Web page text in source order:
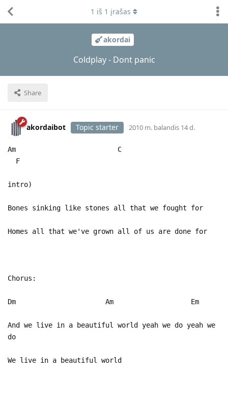
akordai
Coldplay - Dont panic
Share
1 iš 1 įrašas
akordaibot Topic starter 2010 m. balandis 14 d.
Am C
F
intro)
Bones sinking like stones all that we fought for
Homes all that we've grown all of us are done for
Chorus:
Dm Am Em
And we live in a beautiful world yeah we do yeah we
do
We live in a beautiful world